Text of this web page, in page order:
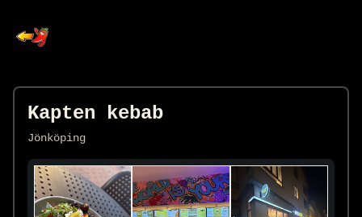
Kapten kebab
Jönköping